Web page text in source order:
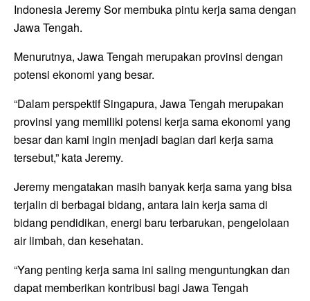
Indonesia Jeremy Sor membuka pintu kerja sama dengan
Jawa Tengah.
Menurutnya, Jawa Tengah merupakan provinsi dengan
potensi ekonomi yang besar.
“Dalam perspektif Singapura, Jawa Tengah merupakan
provinsi yang memiliki potensi kerja sama ekonomi yang
besar dan kami ingin menjadi bagian dari kerja sama
tersebut,” kata Jeremy.
Jeremy mengatakan masih banyak kerja sama yang bisa
terjalin di berbagai bidang, antara lain kerja sama di
bidang pendidikan, energi baru terbarukan, pengelolaan
air limbah, dan kesehatan.
“Yang penting kerja sama ini saling menguntungkan dan
dapat memberikan kontribusi bagi Jawa Tengah